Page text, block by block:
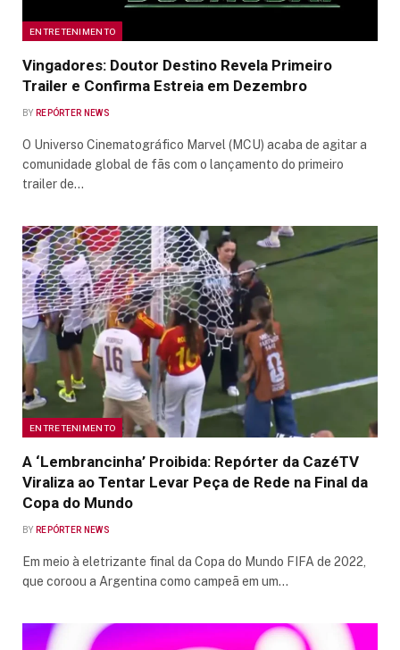
ENTRETENIMENTO
Vingadores: Doutor Destino Revela Primeiro
Trailer e Confirma Estreia em Dezembro
BY REPÓRTER NEWS
O Universo Cinematográfico Marvel (MCU) acaba de agitar a
comunidade global de fãs com o lançamento do primeiro
trailer de…
ENTRETENIMENTO
A ‘Lembrancinha’ Proibida: Repórter da CazéTV
Viraliza ao Tentar Levar Peça de Rede na Final da
Copa do Mundo
BY REPÓRTER NEWS
Em meio à eletrizante final da Copa do Mundo FIFA de 2022,
que coroou a Argentina como campeã em um…